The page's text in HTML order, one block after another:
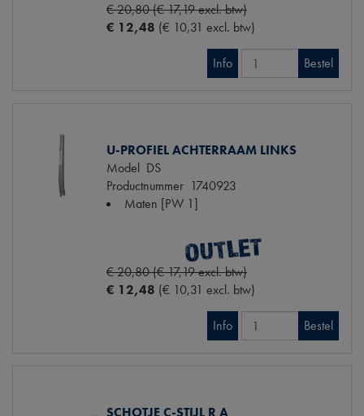
€ 20,80 (€ 17,19 excl. btw)
€ 12,48 (€ 10,31 excl. btw)
Info Bestel
U-PROFIEL ACHTERRAAM LINKS
Model DS
Productnummer 1740923
Maten [PW 1]
€ 20,80 (€ 17,19 excl. btw)
€ 12,48 (€ 10,31 excl. btw)
Info Bestel